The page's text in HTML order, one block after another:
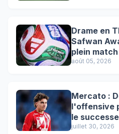
Drame en
Safwan
plein match
août 05, 2026
Mercato :
l'offensive
le
juillet 30, 2026